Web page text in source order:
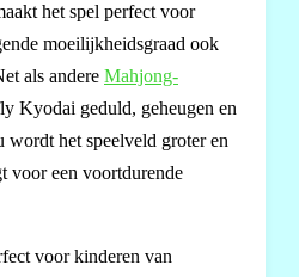
het spel perfect voor
moeilijkheidsgraad ook
als andere Mahjong-
Kyodai geduld, geheugen en
wordt het speelveld groter en
voor een voortdurende
voor kinderen van